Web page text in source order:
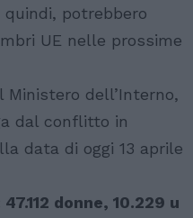
quindi, potrebbero
UE nelle prossime
dell’Interno,
dal conflitto in
data di oggi 13 aprile
47.112 donne, 10.229 u